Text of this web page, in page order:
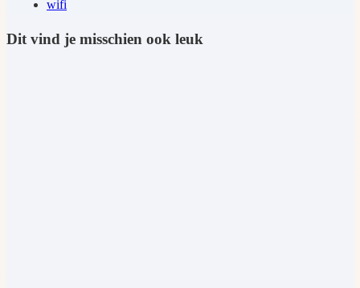
wifi
Dit vind je misschien ook leuk